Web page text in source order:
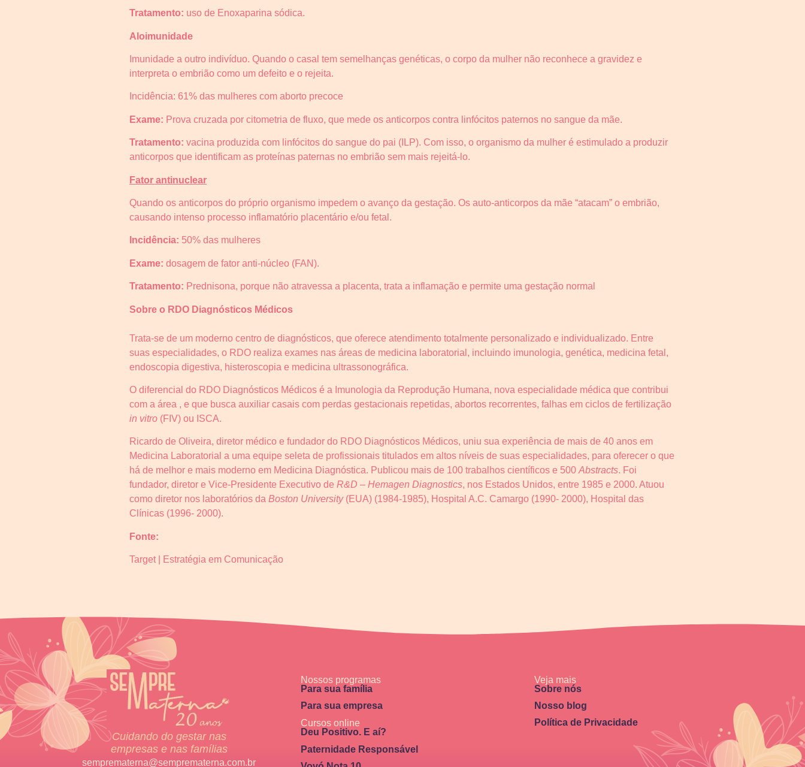
Tratamento: uso de Enoxaparina sódica.
Aloimunidade
Imunidade a outro indivíduo. Quando o casal tem semelhanças genéticas, o corpo da mulher não reconhece a gravidez e
interpreta o embrião como um defeito e o rejeita.
Incidência: 61% das mulheres com aborto precoce
Exame: Prova cruzada por citometria de fluxo, que mede os anticorpos contra linfócitos paternos no sangue da mãe.
Tratamento: vacina produzida com linfócitos do sangue do pai (ILP). Com isso, o organismo da mulher é estimulado a produzir
anticorpos que identificam as proteínas paternas no embrião sem mais rejeitá-lo.
Fator antinuclear
Quando os anticorpos do próprio organismo impedem o avanço da gestação. Os auto-anticorpos da mãe “atacam” o embrião,
causando intenso processo inflamatório placentário e/ou fetal.
Incidência: 50% das mulheres
Exame: dosagem de fator anti-núcleo (FAN).
Tratamento: Prednisona, porque não atravessa a placenta, trata a inflamação e permite uma gestação normal
Sobre o RDO Diagnósticos Médicos
Trata-se de um moderno centro de diagnósticos, que oferece atendimento totalmente personalizado e individualizado. Entre
suas especialidades, o RDO realiza exames nas áreas de medicina laboratorial, incluindo imunologia, genética, medicina fetal,
endoscopia digestiva, histeroscopia e medicina ultrassonográfica.
O diferencial do RDO Diagnósticos Médicos é a Imunologia da Reprodução Humana, nova especialidade médica que contribui
com a área , e que busca auxiliar casais com perdas gestacionais repetidas, abortos recorrentes, falhas em ciclos de fertilização
in vitro (FIV) ou ISCA.
Ricardo de Oliveira, diretor médico e fundador do RDO Diagnósticos Médicos, uniu sua experiência de mais de 40 anos em
Medicina Laboratorial a uma equipe seleta de profissionais titulados em altos níveis de suas especialidades, para oferecer o que
há de melhor e mais moderno em Medicina Diagnóstica. Publicou mais de 100 trabalhos científicos e 500 Abstracts. Foi
fundador, diretor e Vice-Presidente Executivo de R&D – Hemagen Diagnostics, nos Estados Unidos, entre 1985 e 2000. Atuou
como diretor nos laboratórios da Boston University(EUA) (1984-1985), Hospital A.C. Camargo (1990- 2000), Hospital das
Clínicas (1996- 2000).
Fonte:
Target | Estratégia em Comunicação
Cuidando do gestar nas
empresas e nas famílias
semprematerna@semprematerna.com.br
Nossos programas
Para sua família
Para sua empresa
Cursos online
Deu Positivo. E aí?
Paternidade Responsável
Veja mais
Sobre nós
Nosso blog
Política de Privacidade